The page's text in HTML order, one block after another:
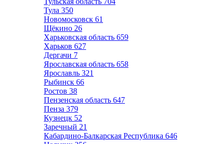
Тула 350
Новомосковск 61
Щёкино 26
Харьковская область 659
Харьков 627
Дергачи 7
Ярославская область 658
Ярославль 321
Рыбинск 66
Ростов 38
Пензенская область 647
Пенза 379
Кузнецк 52
Заречный 21
Кабардино-Балкарская Республика 646